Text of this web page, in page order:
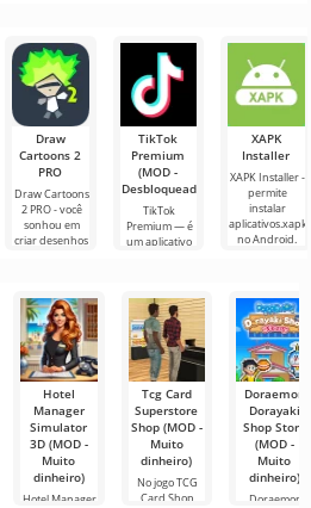
se tornou
popular em
todo o
conforto
Draw
Cartoons 2
PRO
Draw Cartoons
2 PRO - você
sonhou em
criar desenhos
até
TikTok
Premium
(MOD -
Desbloqueado)
TikTok
Premium — é
um aplicativo
outros
usuários ou
encontrar
XAPK
Installer
XAPK Installer -
permite
instalar
aplicativos.xapk
no Android.
Hotel
Manager
Simulator
3D (MOD -
Muito
dinheiro)
Hotel Manager
Tcg Card
Superstore
Shop (MOD -
Muito
dinheiro)
No jogo TCG
Card Shop
Doraemon
Dorayaki
Shop Story
(MOD -
Muito
dinheiro)
Doraemon